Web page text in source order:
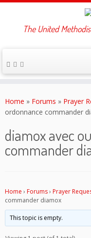
to
content
The United
Home » Forums » Prayer
ordonnance commander
diamox avec
commander
Home › Forums› Prayer
commander diamox
This topic is empty.